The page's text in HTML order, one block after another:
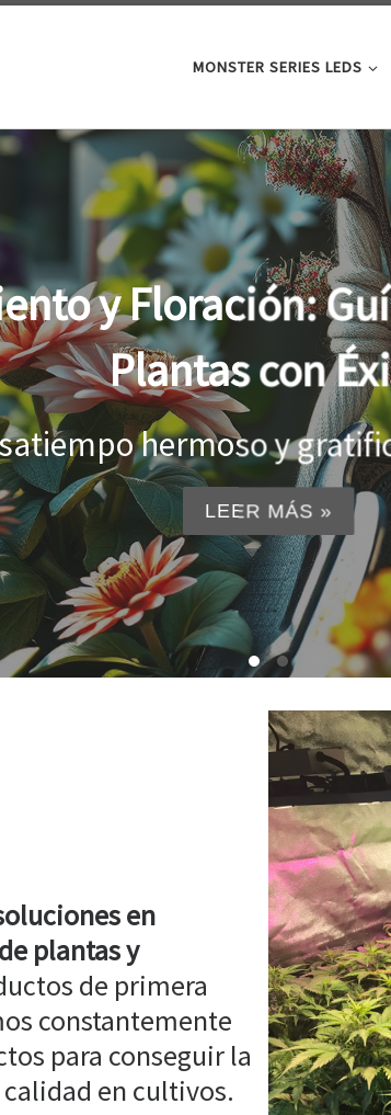
MONSTER SERIES LEDS
la clave para
tus plantas
interior, es importante
...
LEER MÁS »
en
plantas y
de primera
constantemente
para conseguir la
en cultivos.